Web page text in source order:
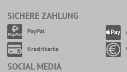
SICHERE ZAHLUNG
PayPal
Kreditkarte
SOCIAL MEDIA